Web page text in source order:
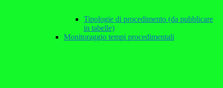
Tipologie di procedimento (da pubblicare
in tabelle)
Monitoraggio tempi procedimentali